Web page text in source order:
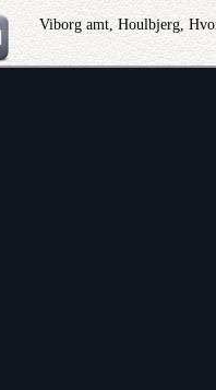
Viborg amt, Houlbjerg,